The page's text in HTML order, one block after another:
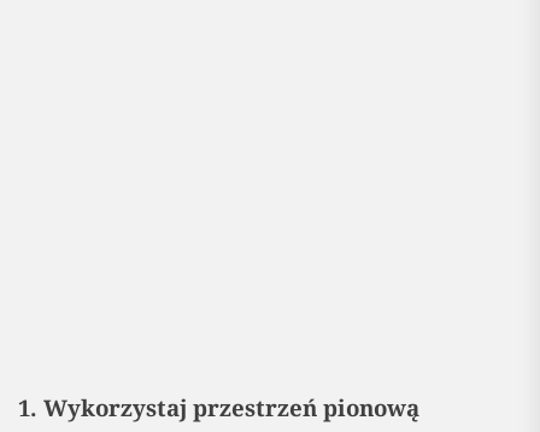
1. Wykorzystaj przestrzeń pionową